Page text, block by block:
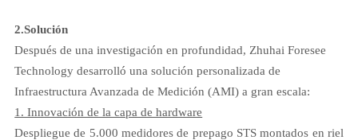
2.Solución
Después de una investigación en profundidad, Zhuhai Foresee
Technology desarrolló una solución personalizada de
Infraestructura Avanzada de Medición (AMI) a gran escala:
1. Innovación de la capa de hardware
Despliegue de 5.000 medidores de prepago STS montados en riel